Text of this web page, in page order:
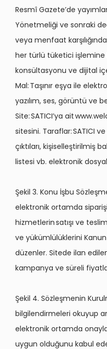
Resmî Gazete’de
Yönetmeliği ve sonraki
veya menfaat
her türlü tüketici
konsültasyonu ve dijital
Mal: Taşınır eşya ile
yazılım, ses, görüntü ve
Site: SATICI’ya ait
sitesini. Taraflar: SATICI ve
çıktıları, kişiselleştirilmiş
listesi vb. elektronik
Şekil 3. Konu İşbu
elektronik ortamda
hizmetlerin satışı ve
ve yükümlülüklerini
düzenler. Sitede ilan
kampanya ve süreli
Şekil 4. Sözleşmenin
bilgilendirmeleri okuyup
elektronik ortamda
uygun olduğunu kabul